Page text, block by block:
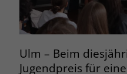
Ulm – Beim
Jugendpreis für